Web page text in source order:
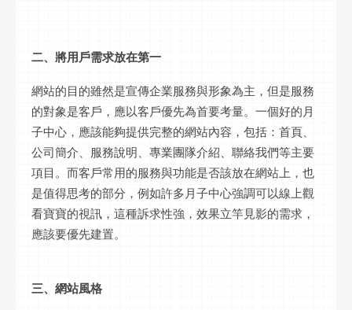
二、將用戶需求放在第一
網站的目的雖然是宣傳企業服務與形象為主，但是服務
的對象是客戶，應以客戶優先為首要考量。一個好的月
子中心，應該能夠提供完整的網站內容，包括：首頁、
公司簡介、服務說明、專業團隊介紹、聯絡我們等主要
項目。而客戶常用的服務與功能是否該放在網站上，也
是值得思考的部分，例如許多月子中心強調可以線上觀
看寶寶的視訊，這種訴求性強，效果立竿見影的需求，
應該要優先建置。
三、網站風格